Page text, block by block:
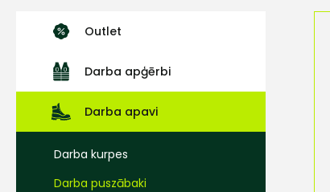
Outlet
Darba apģērbi
Darba apavi
Darba kurpes
Darba puszābaki